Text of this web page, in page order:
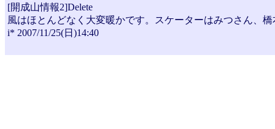
[開成山情報2]Delete
風はほとんどなく大変暖かです。スケーターはみつさん、
i* 2007/11/25(日)14:40